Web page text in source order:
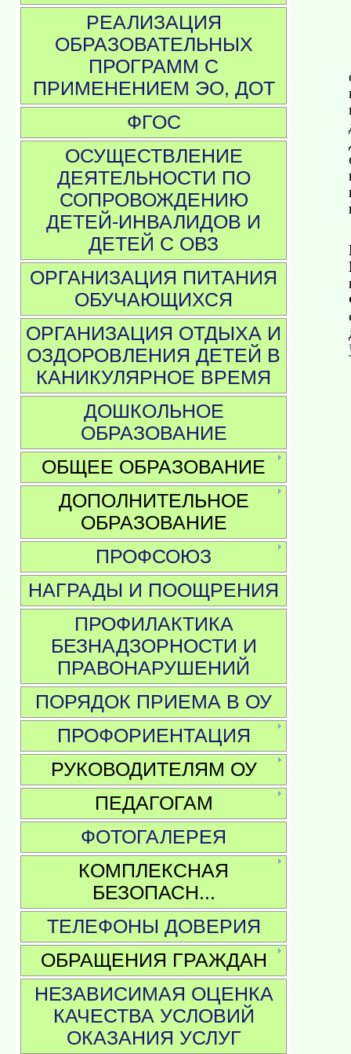
РЕАЛИЗАЦИЯ
ОБРАЗОВАТЕЛЬНЫХ
ПРОГРАММ С
ПРИМЕНЕНИЕМ ЭО, ДОТ
ФГОС
ОСУЩЕСТВЛЕНИЕ
ДЕЯТЕЛЬНОСТИ ПО
СОПРОВОЖДЕНИЮ
ДЕТЕЙ-ИНВАЛИДОВ И
ДЕТЕЙ С ОВЗ
ОРГАНИЗАЦИЯ ПИТАНИЯ
ОБУЧАЮЩИХСЯ
ОРГАНИЗАЦИЯ ОТДЫХА И
ОЗДОРОВЛЕНИЯ ДЕТЕЙ В
КАНИКУЛЯРНОЕ ВРЕМЯ
ДОШКОЛЬНОЕ
ОБРАЗОВАНИЕ
ОБЩЕЕ ОБРАЗОВАНИЕ
ДОПОЛНИТЕЛЬНОЕ
ОБРАЗОВАНИЕ
ПРОФСОЮЗ
НАГРАДЫ И ПООЩРЕНИЯ
ПРОФИЛАКТИКА
БЕЗНАДЗОРНОСТИ И
ПРАВОНАРУШЕНИЙ
ПОРЯДОК ПРИЕМА В ОУ
ПРОФОРИЕНТАЦИЯ
РУКОВОДИТЕЛЯМ ОУ
ПЕДАГОГАМ
ФОТОГАЛЕРЕЯ
КОМПЛЕКСНАЯ
БЕЗОПАСН...
ТЕЛЕФОНЫ ДОВЕРИЯ
ОБРАЩЕНИЯ ГРАЖДАН
НЕЗАВИСИМАЯ ОЦЕНКА
КАЧЕСТВА УСЛОВИЙ
ОКАЗАНИЯ УСЛУГ